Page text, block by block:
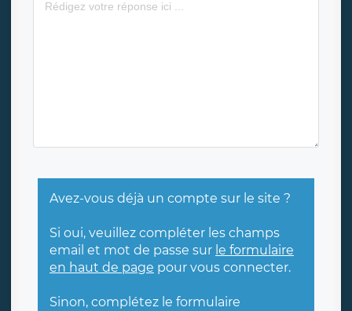
Avez-vous déjà un compte sur le site ?
Si oui, veuillez compléter les champs
email et mot de passe sur le formulaire
en haut de page pour vous connecter.
Sinon, complétez le formulaire